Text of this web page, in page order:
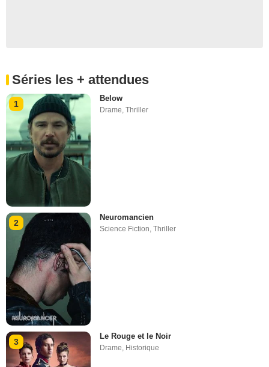
Séries les + attendues
1
Below
Drame ,Thriller
2
Neuromancien
Science Fiction,Thriller
3
Le Rouge et le Noir
Drame, Historique